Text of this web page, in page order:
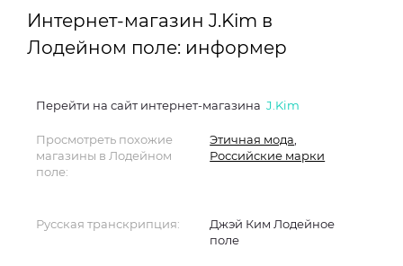
Интернет-магазин J.Kim в
Лодейном поле: информер
Перейти на сайт интернет-магазина J.Kim
Просмотреть похожие
магазины в Лодейном
поле:
Этичная мода
Российские марки
Русская транскрипция:
Джэй Ким Лодейное
поле